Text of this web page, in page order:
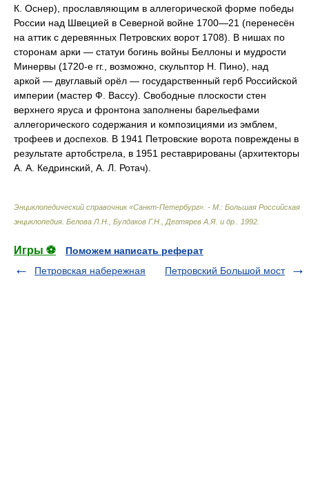
К. Оснер), прославляющим в аллегорической форме победы
России над Швецией в Северной войне 1700—21 (перенесён
на аттик с деревянных Петровских ворот 1708). В нишах по
сторонам арки — статуи богинь войны Беллоны и мудрости
Минервы (1720-е гг., возможно, скульптор Н. Пино), над
аркой — двуглавый орёл — государственный герб Российской
империи (мастер Ф. Вассу). Свободные плоскости стен
верхнего яруса и фронтона заполнены барельефами
аллегорического содержания и композициями из эмблем,
трофеев и доспехов. В 1941 Петровские ворота повреждены в
результате артобстрела, в 1951 реставрированы (архитекторы
А. А. Кедринский, А. Л. Ротач).
Энциклопедический справочник «Санкт-Петербург». - М.: Большая Российская
энциклопедия Белова Л.Н., Булдаков Г.Н., Дегтярев А.Я. и др. 1992
Игры ⚽
Поможем написать реферат
Петровская набережная
Петровский Большой мост